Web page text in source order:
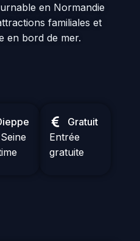
en Normandie
familiales et
en bord de mer.
Gratuit
Entrée
gratuite